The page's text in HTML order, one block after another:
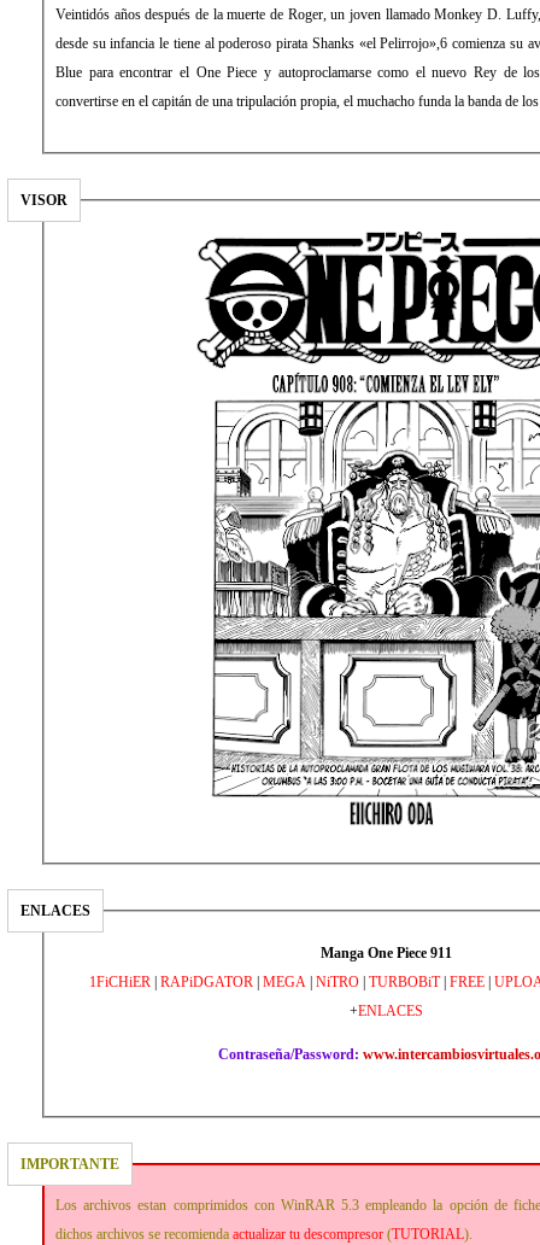
Veintidós años después de la muerte de Roger, un joven llamado Monkey D.
desde su infancia le tiene al poderoso pirata Shanks «el Pelirrojo»,6 comienza su
Blue para encontrar el One Piece y autoproclamarse como el nuevo Rey de
convertirse en el capitán de una tripulación propia, el muchacho funda la banda de
VISOR
ENLACES
Manga One Piece 911
1FiCHiER | RAPiDGATOR | MEGA | NiTRO| TURBOBiT| FREE|
+ENLACES
Contraseña/Password:
IMPORTANTE
Los archivos estan comprimidos con WinRAR 5.3 empleando la opción de
dichos archivos se recomienda actualizar tu descompresor (TUTORIAL).